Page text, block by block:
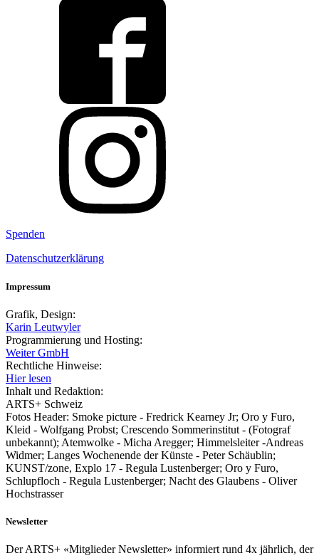
Spenden
Datenschutzerklärung
Impressum
Grafik, Design:
Karin Leutwyler
Programmierung und Hosting:
Weiter GmbH
Rechtliche Hinweise:
Hier lesen
Inhalt und Redaktion:
ARTS+ Schweiz
Fotos Header: Smoke picture - Fredrick Kearney Jr; Oro y Furo,
Kleid - Wolfgang Probst; Crescendo Sommerinstitut - (Fotograf
unbekannt); Atemwolke - Micha Aregger; Himmelsleiter -Andreas
Widmer; Langes Wochenende der Künste - Peter Schäublin;
KUNST/zone, Explo 17 - Regula Lustenberger; Oro y Furo,
Schlupfloch - Regula Lustenberger; Nacht des Glaubens - Oliver
Hochstrasser
Newsletter
Der ARTS+ «Mitglieder Newsletter» informiert rund 4x jährlich, der